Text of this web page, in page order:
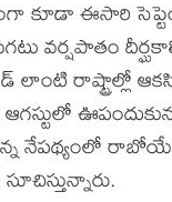
కూడా ఈసారి
వర్షపాతం
లాంటి రాష్ట్రాల్లో
నేపథ్యంలో